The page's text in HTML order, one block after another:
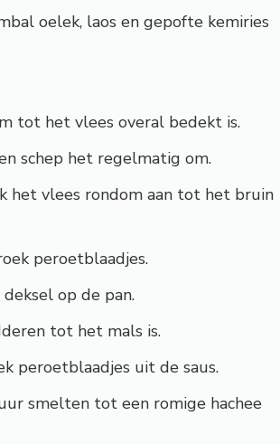
oelek, laos en gepofte kemiries
tot het vlees overal bedekt is.
schep het regelmatig om.
het vlees rondom aan tot het bruin
peroetblaadjes.
op de pan.
tot het mals is.
peroetblaadjes uit de saus.
smelten tot een romige hachee